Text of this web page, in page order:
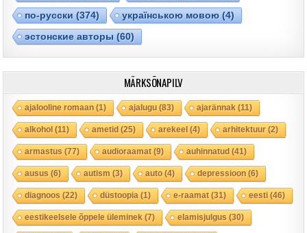
по-русски (374) українською мовою (4)
эстонские авторы (60)
MÄRKSÕNAPILV
ajalooline romaan(1) ajalugu(83) ajarännak (11)
alkohol(11) ametid(25) arekeel(4) arhitektuur(2)
armastus (77) audioraamat(9) auhinnatud(41)
ausus (6) autism (3) auto(4) depressioon(6)
diagnoos (22) düstoopia (1) e-raamat(31) eesti(46)
eestikeelsele õppele üleminek (7) elamisjulgus (30)